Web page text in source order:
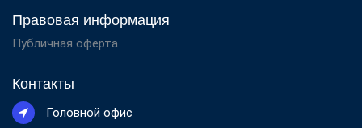
Правовая информация
Публичная оферта
Контакты
Головной офис